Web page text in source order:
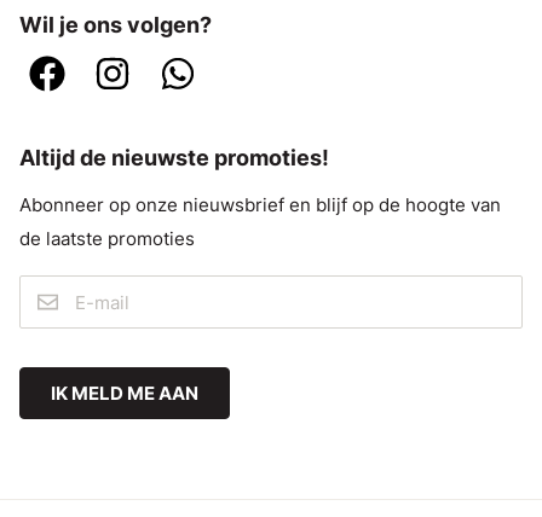
Wil je ons volgen?
Altijd de nieuwste promoties!
Abonneer op onze nieuwsbrief en blijf op de hoogte van
de laatste promoties
IK MELD ME AAN